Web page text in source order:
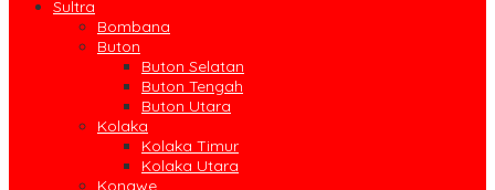
Sultra
Bombana
Buton
Buton Selatan
Buton Tengah
Buton Utara
Kolaka
Kolaka Timur
Kolaka Utara
Konawe